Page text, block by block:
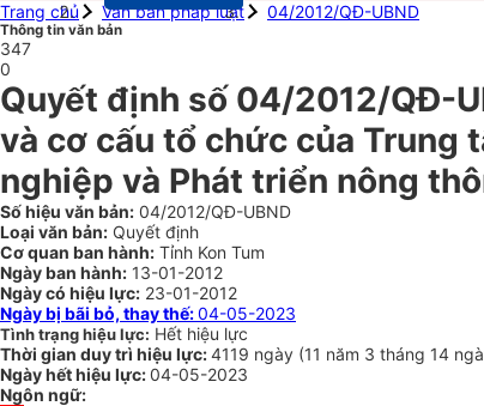
Trang chủ
Văn bản pháp luật 04/2012/QĐ-UBND
Thông tin văn bản
347
0
Quyết định số 04/2012/QĐ-
và cơ cấu tổ chức của Trung
nghiệp và Phát triển nông
Số hiệu văn bản: 04/2012/QĐ-UBND
Loại văn bản: Quyết định
Cơ quan ban hành: Tỉnh Kon Tum
Ngày ban hành: 13-01-2012
Ngày có hiệu lực: 23-01-2012
Ngày bị bãi bỏ, thay thế:04-05-2023
Tình trạng hiệu lực: Hết hiệu lực
Thời gian duy trì hiệu lực:4119 ngày (11 năm 3 tháng 14
Ngày hết hiệu lực:04-05-2023
Ngôn ngữ: